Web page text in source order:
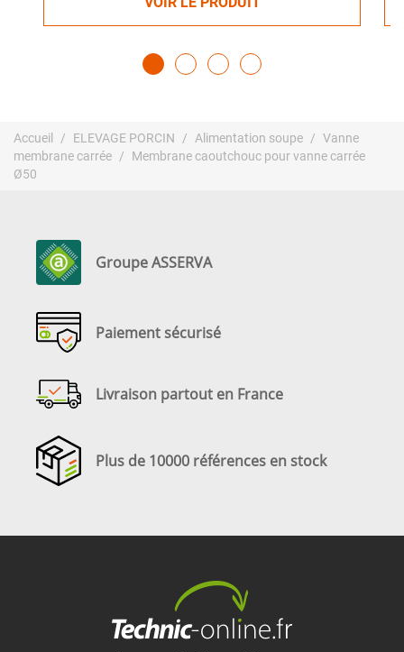
Accueil ELEVAGE PORCIN Alimentation soupe
Vanne
membrane carrée
Membrane caoutchouc pour vanne carrée
Ø50
Groupe ASSERVA
Paiement sécurisé
Livraison partout en France
Plus de 10000 références en stock